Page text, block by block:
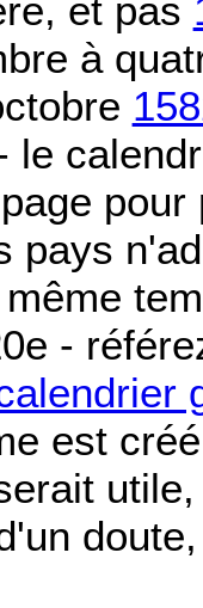
et pas
à
le
pour
pays
-
est